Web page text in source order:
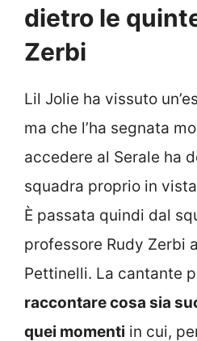
dietro le
Zerbi
Lil Jolie ha vissuto
ma che l’ha segnata
accedere al Serale ha
squadra proprio in
È passata quindi dal
professore Rudy Zerbi
Pettinelli. La cantante
raccontare cosa sia
quei momenti in cui,